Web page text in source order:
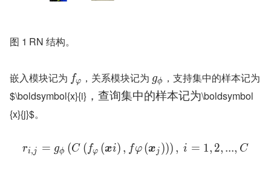
图 1	RN 结构。
嵌入模块记为 fφ ，关系模块记为 gϕ
，支持集中的样本记为
$\boldsymbol{x}{i} ， 查询集中的样本记为\boldsymbol
{x}{j}$。
ri,j = gϕ (C ( fφ (xi) , fφ (xj ))) , i = 1, 2, ..., C